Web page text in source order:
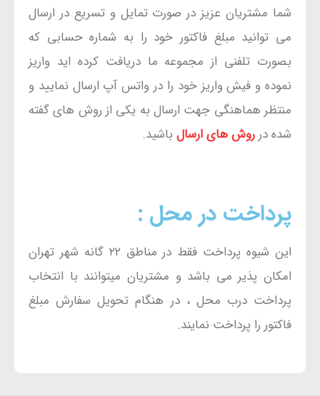
شما مشتریان عزیز در صورت تمایل و تسریع در ارسال
می توانید مبلغ فاکتور خود را به شماره حسابی که
بصورت تلفنی از مجموعه ما دریافت کرده اید واریز
نموده و فیش واریز خود را در واتس آپ ارسال نمایید و
منتظر هماهنگی جهت ارسال به یکی از روش های گفته
شده درروش های ارسال باشید.
پرداخت در محل :
این شیوه پرداخت فقط در مناطق ۲۲ گانه شهر تهران
امکان پذیر می باشد و مشتریان میتوانند با انتخاب
پرداخت درب محل ، در هنگام تحویل سفارش مبلغ
فاکتور را پرداخت نمایند.